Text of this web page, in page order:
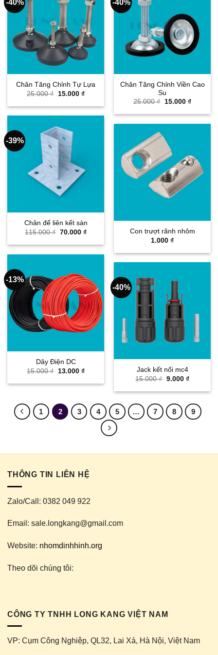
-40%
Chân Tăng Chỉnh Tự Lựa
25.000₫
Giá
là:
15.000 ₫Giá
tại
-40%
Chân Tăng Chỉnh Viền Cao
Su
25.000₫
Giá
là:
15.000 ₫Giá
tại
-39%
Chân đế liên kết sàn
115.000₫ Giá
là:
70.000 ₫Giá
tại
70.000 ₫.
Con trượt rãnh nhôm
1.000 ₫
-13%
Dây Điện DC
15.000₫
Giá
là:
13.000 ₫Giá
tại
-40%
Jack kết nối mc4
15.000₫ Giá
là:
9.000 ₫Giá
tại
9.000 ₫.
1 2 3 4 5 … 7 8 9
THÔNG TIN LIÊN HỆ
Zalo/Call: 0382 049 922
Email: sale.longkang@gmail.com
Website: nhomdinhhinh.org
Theo dõi chúng tôi:
CÔNG TY TNHH LONG KANG VIỆT NAM
VP: Cụm Công Nghiệp, QL32, Lai Xá, Hà Nội, Việt Nam